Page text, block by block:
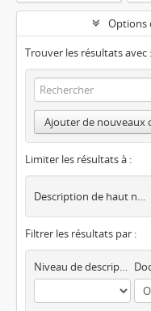
Options
Trouver les résultats avec :
Ajouter de nouveaux
Limiter les résultats à :
Description de haut niveau
Filtrer les résultats par :
Niveau de description